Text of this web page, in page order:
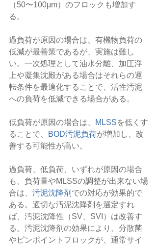
（50〜100μm）のフロックも増加す
る。
過負荷が原因の場合は、有機物負荷の
低減が最善策であるが、実施は難し
い。一次処理として油水分離、加圧浮
上や凝集沈殿がある場合はそれらの運
転条件を最適化することで、活性汚泥
への負荷を低減できる場合がある。
低負荷が原因の場合は、 MLSSを低くす
ることで、
BOD汚泥負荷が増加し、改
善する可能性が高い。
過負荷、低負荷、いずれが原因の場合
も、負荷量やMLSSの調整が出来ない場
合は、 汚泥沈降剤 での対応が効果的で
ある。適切な汚泥沈降剤を選定すれ
ば、汚泥沈降性（SV、SVI）は改善す
る。汚泥沈降剤の効果により、分散菌
やピンポイントフロックが、通常サイ